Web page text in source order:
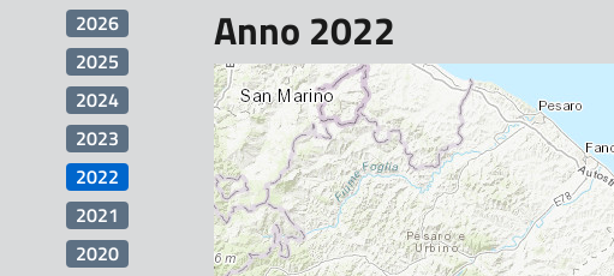
2026
2025
2024
2023
2022
2021
2020
Anno 2022